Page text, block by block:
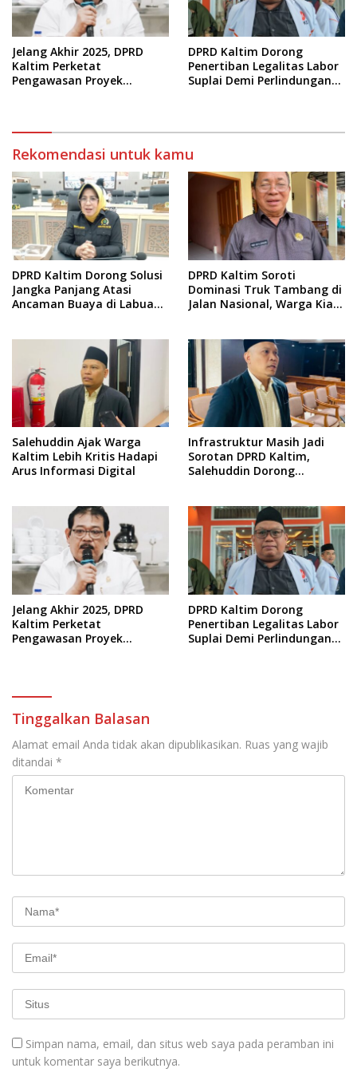
Jelang Akhir 2025, DPRD
Kaltim Perketat
Pengawasan Proyek
DPRD Kaltim Dorong
Penertiban Legalitas Labor
Suplai Demi Perlindungan
Rekomendasi untuk kamu
DPRD Kaltim Dorong Solusi
Jangka Panjang Atasi
Ancaman Buaya di Labuan
DPRD Kaltim Soroti
Dominasi Truk Tambang di
Jalan Nasional, Warga Kian
Salehuddin Ajak Warga
Kaltim Lebih Kritis Hadapi
Arus Informasi Digital
Infrastruktur Masih Jadi
Sorotan DPRD Kaltim,
Salehuddin Dorong
Jelang Akhir 2025, DPRD
Kaltim Perketat
Pengawasan Proyek
DPRD Kaltim Dorong
Penertiban Legalitas Labor
Suplai Demi Perlindungan
Tinggalkan Balasan
Alamat email Anda tidak akan dipublikasikan. Ruas yang wajib
ditandai *
Simpan nama, email, dan situs web saya pada peramban ini
untuk komentar saya berikutnya.